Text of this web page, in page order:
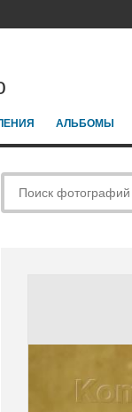
АЛЬБОМЫ